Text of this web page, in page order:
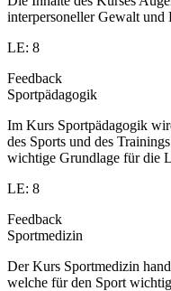
interpersoneller Gewalt und
LE: 8
Feedback
Sportpädagogik
Im Kurs Sportpädagogik
des Sports und des
wichtige Grundlage für die
LE: 8
Feedback
Sportmedizin
Der Kurs Sportmedizin
welche für den Sport